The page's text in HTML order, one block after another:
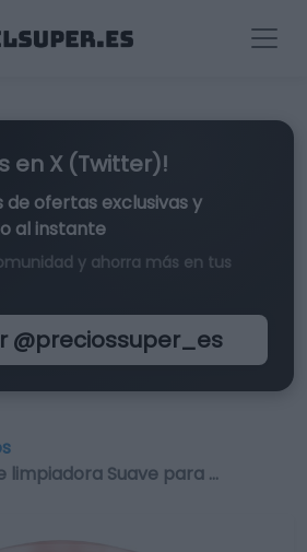
en X (Twitter)!
de ofertas exclusivasy
al instante
y ahorra más en tus
@preciossuper_es
limpiadora Suave para …